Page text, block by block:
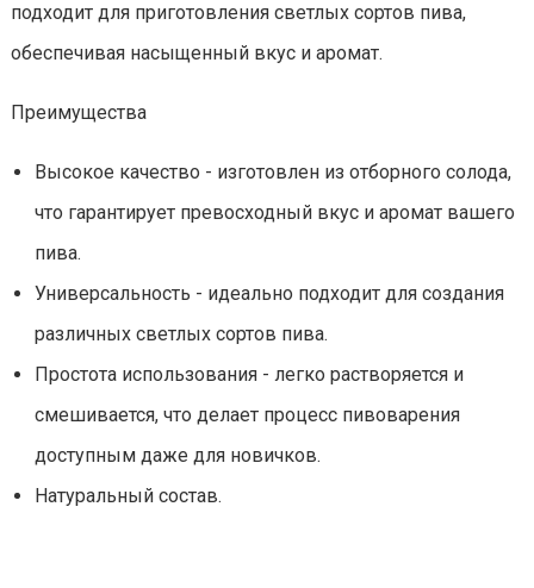
подходит для приготовления светлых сортов пива,
обеспечивая насыщенный вкус и аромат.
Преимущества
Высокое качество - изготовлен из отборного солода,
что гарантирует превосходный вкус и аромат вашего
пива.
Универсальность - идеально подходит для создания
различных светлых сортов пива.
Простота использования - легко растворяется и
смешивается, что делает процесс пивоварения
доступным даже для новичков.
Натуральный состав.